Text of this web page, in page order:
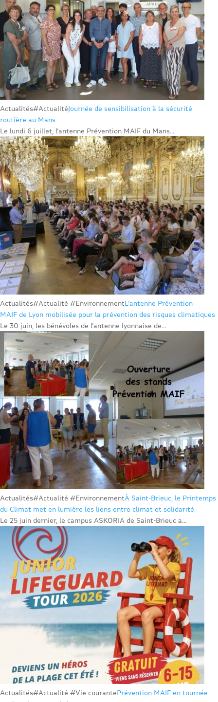
Actualités#ActualitéJournée de sensibilisation à la sécurité
routière au Mans
Le lundi 6 juillet, l’antenne Prévention MAIF du Mans...
Actualités#Actualité #EnvironnementL’antenne Prévention
MAIF de Lyon mobilisée pour la prévention des risques climatiques
Le 30 juin, les bénévoles de l’antenne lyonnaise de...
Actualités#Actualité #EnvironnementÀ Saint-Brieuc, le Printemps
du Climat met en lumière les liens entre climat et solidarité
Le 25 juin dernier, le campus ASKORIA de Saint-Brieuc a...
Actualités#Actualité #Vie courantePrévention MAIF en tournée